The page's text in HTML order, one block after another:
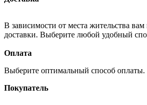
В зависимости от места жительства
доставки. Выберите любой удобный
Оплата
Выберите оптимальный способ оплаты.
Покупатель